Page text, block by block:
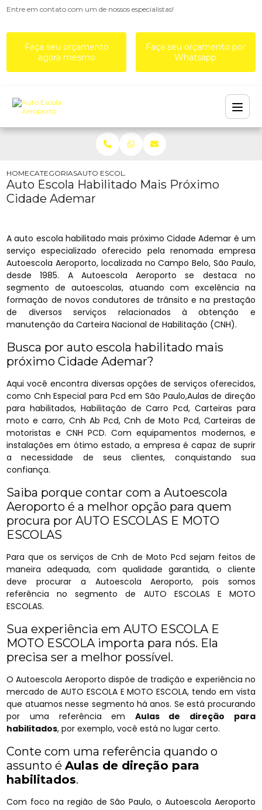
Entre em contato com um de nossos especialistas!
Faça seu orçamento
agora mesmo
Faça seu orçamento por
Whatsapp
HOMECATEGORIASAUTO ESCOLA HABILITADO MAIS PRÓXIMO
Auto Escola Habilitado Mais Próximo
Cidade Ademar
A auto escola habilitado mais próximo Cidade Ademar é um
serviço especializado oferecido pela renomada empresa
Autoescola Aeroporto, localizada no Campo Belo, São Paulo,
desde 1985. A Autoescola Aeroporto se destaca no
segmento de autoescolas, atuando com excelência na
formação de novos condutores de trânsito e na prestação
de diversos serviços relacionados à obtenção e
manutenção da Carteira Nacional de Habilitação (CNH).
Busca por auto escola habilitado mais
próximo Cidade Ademar?
Aqui você encontra diversas opções de serviços oferecidos,
como Cnh Especial para Pcd em São Paulo,Aulas de direção
para habilitados, Habilitação de Carro Pcd, Carteiras para
moto e carro, Cnh Ab Pcd, Cnh de Moto Pcd, Carteiras de
motoristas e CNH PCD. Com equipamentos modernos, e
instalações em ótimo estado, a empresa é capaz de suprir
a necessidade de seus clientes, conquistando sua
confiança.
Saiba porque contar com a Autoescola
Aeroporto é a melhor opção para quem
procura por AUTO ESCOLAS E MOTO
ESCOLAS
Para que os serviços de Cnh de Moto Pcd sejam feitos de
maneira adequada, com qualidade garantida, o cliente
deve procurar a Autoescola Aeroporto, pois somos
referência no segmento de AUTO ESCOLAS E MOTO
ESCOLAS.
Sua experiência em AUTO ESCOLA E
MOTO ESCOLA importa para nós. Ela
precisa ser a melhor possível.
O Autoescola Aeroporto dispõe de tradição e experiência no
mercado de AUTO ESCOLA E MOTO ESCOLA, tendo em vista
que atuamos nesse segmento há anos. Se está procurando
por uma referência em Aulas de direção para
habilitados, por exemplo, você está no lugar certo.
Conte com uma referência quando o
assunto éAulas de direção para
habilitados.
Com foco na região de São Paulo, o Autoescola Aeroporto